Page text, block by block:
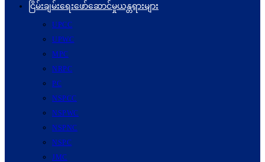
ငြိမ်းချမ်းရေးဖော်‌ဆောင်မှုယန္တရားများ
UPCC
UPWC
MPC
NRPC
PC
NSPCC
NSPWC
NSPNC
NSPC
JMC